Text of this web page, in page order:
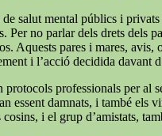
salut mental públics i
Per no parlar dels drets dels
Aquests pares i mares,
i l’acció decidida davant
protocols professionals per
essent damnats, i també els
i el grup d’amistats,